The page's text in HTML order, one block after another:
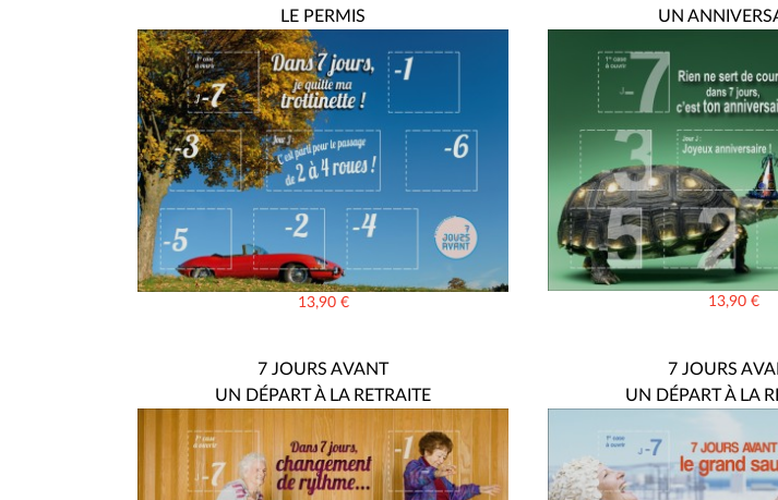
LE PERMIS
13,90 €
UN
13,90 €
7 JOURS AVANT
UN DÉPART À LA RETRAITE
7 JOURS
UN DÉPART À LA